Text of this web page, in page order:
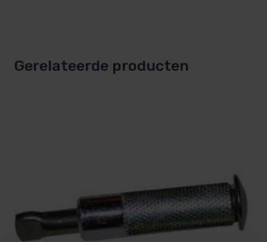
Gerelateerde producten